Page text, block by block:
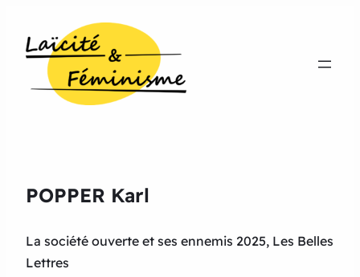
POPPER Karl
La société ouverte et ses ennemis 2025, Les Belles
Lettres